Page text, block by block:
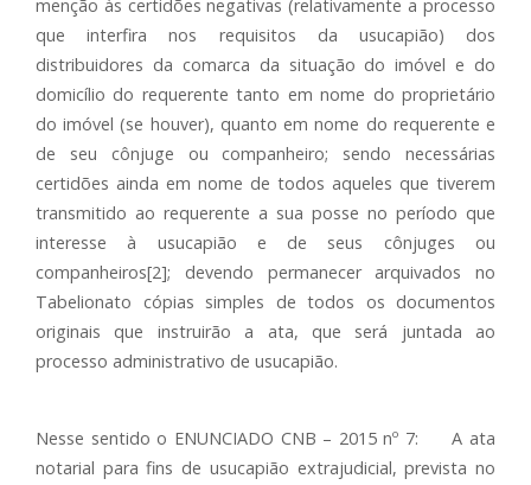
menção às certidões negativas (relativamente a processo
que interfira nos requisitos da usucapião) dos
distribuidores da comarca da situação do imóvel e do
domicílio do requerente tanto em nome do proprietário
do imóvel (se houver), quanto em nome do requerente e
de seu cônjuge ou companheiro; sendo necessárias
certidões ainda em nome de todos aqueles que tiverem
transmitido ao requerente a sua posse no período que
interesse à usucapião e de seus cônjuges ou
companheiros[2]; devendo permanecer arquivados no
Tabelionato cópias simples de todos os documentos
originais que instruirão a ata, que será juntada ao
processo administrativo de usucapião.
Nesse sentido o ENUNCIADO CNB – 2015 nº 7: A ata
notarial para fins de usucapião extrajudicial, prevista no